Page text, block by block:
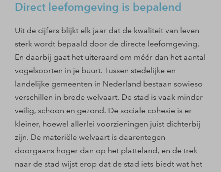
Direct leefomgeving is bepalend
Uit de cijfers blijkt elk jaar dat de kwaliteit van leven
sterk wordt bepaald door de directe leefomgeving.
En daarbij gaat het uiteraard om méér dan het aantal
vogelsoorten in je buurt. Tussen stedelijke en
landelijke gemeenten in Nederland bestaan sowieso
verschillen in brede welvaart. De stad is vaak minder
veilig, schoon en gezond. De sociale cohesie is er
kleiner, hoewel allerlei voorzieningen juist dichterbij
zijn. De materiële welvaart is daarentegen
doorgaans hoger dan op het platteland, en de trek
naar de stad wijst erop dat de stad iets biedt wat het